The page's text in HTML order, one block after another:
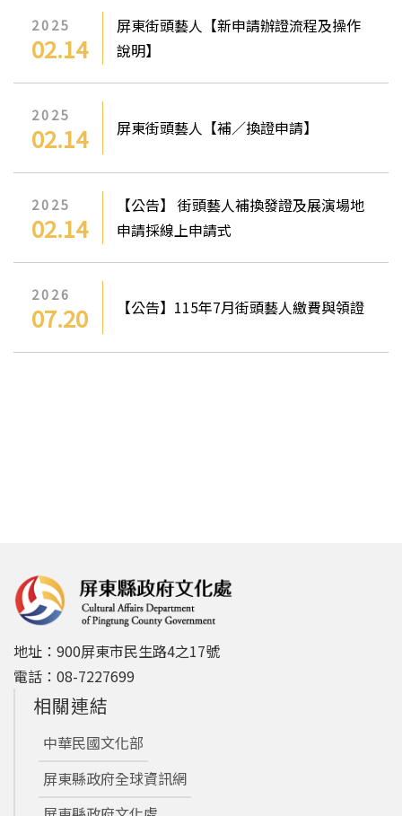
2025
02.14
屏東街頭藝人【新申請辦證流程及操作
說明】
2025
02.14 屏東街頭藝人【補／換證申請】
2025
02.14
【公告】 街頭藝人補換發證及展演場地
申請採線上申請式
2026
07.20 【公告】115年7月街頭藝人繳費與領證
地址：900屏東市民生路4之17號
電話：08-7227699
相關連結
中華民國文化部
屏東縣政府全球資訊網